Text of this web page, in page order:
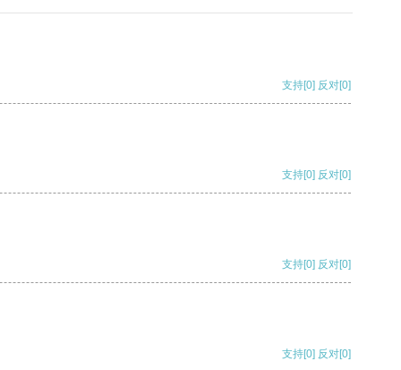
支持[0] 反对[0]
支持[0] 反对[0]
支持[0] 反对[0]
支持[0] 反对[0]